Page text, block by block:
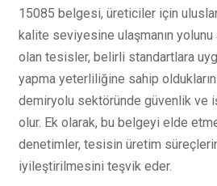
15085 belgesi, üreticiler için
kalite seviyesine ulaşmanın
olan tesisler, belirli standartlara
yapma yeterliliğine sahip
demiryolu sektöründe güvenlik ve
olur. Ek olarak, bu belgeyi elde
denetimler, tesisin üretim
iyileştirilmesini teşvik eder.